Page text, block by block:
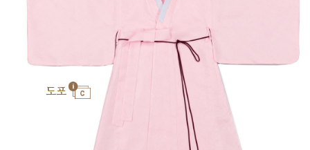
도포